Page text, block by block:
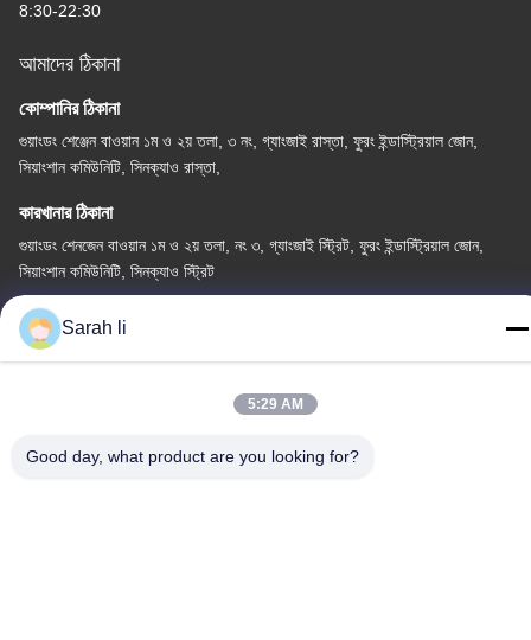
8:30-22:30
আমাদের ঠিকানা
কোম্পানির ঠিকানা
গুয়াংডং শেঞ্জেন বাওয়ান ১ম ও ২য় তলা, ৩ নং, গ্যাংজাই রাস্তা, ফুরং ইন্ডাস্ট্রিয়াল জোন,
সিয়াংশান কমিউনিটি, সিনক্যাও রাস্তা,
কারখানার ঠিকানা
গুয়াংডং শেনজেন বাওয়ান ১ম ও ২য় তলা, নং ৩, গ্যাংজাই স্ট্রিট, ফুরং ইন্ডাস্ট্রিয়াল জোন,
সিয়াংশান কমিউনিটি, সিনক্যাও স্ট্রিট
টেল
86-0755-27097532-8:30
Sarah li
5:29 AM
Good day, what product are you looking for?